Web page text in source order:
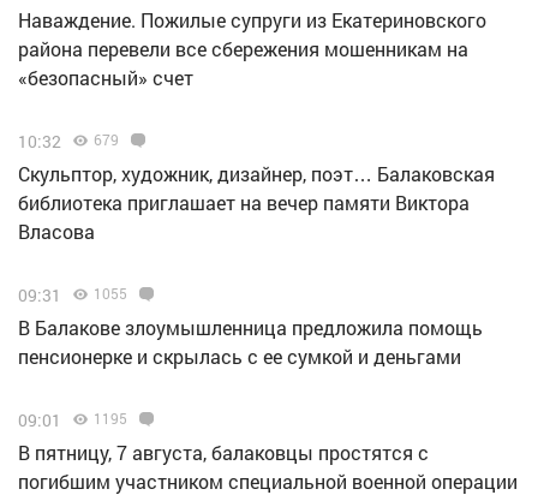
Наваждение. Пожилые супруги из Екатериновского
района перевели все сбережения мошенникам на
«безопасный» счет
10:32 679
Скульптор, художник, дизайнер, поэт… Балаковская
библиотека приглашает на вечер памяти Виктора
Власова
09:31 1055
В Балакове злоумышленница предложила помощь
пенсионерке и скрылась с ее сумкой и деньгами
09:01 1195
В пятницу, 7 августа, балаковцы простятся с
погибшим участником специальной военной операции